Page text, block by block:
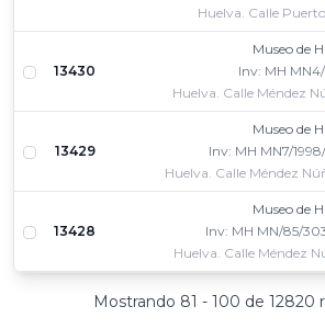
Huelva. Calle
13430
Museo de
Inv: MH
Huelva. Calle Méndez
13429
Museo de
Inv: MH MN7/
Huelva. Calle Méndez
13428
Museo de
Inv: MH MN/85/
Huelva. Calle Méndez
Mostrando 81 - 100 de 12820